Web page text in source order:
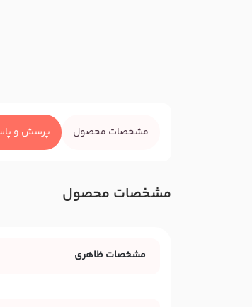
مشخصات محصول پرسش و
مشخصات محصول
مشخصات ظاهری